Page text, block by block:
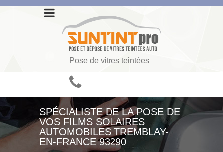
Pose de vitres teintées
SPÉCIALISTE DE LA POSE DE
VOS FILMS SOLAIRES
AUTOMOBILES TREMBLAY-
EN-FRANCE 93290